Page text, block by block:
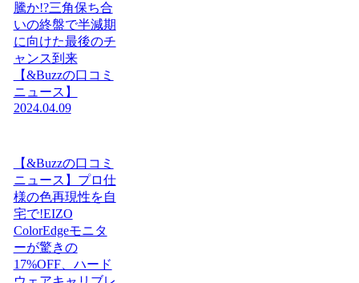
騰か!?三角保ち合
いの終盤で半減期
に向けた最後のチ
ャンス到来
【&Buzzの口コミ
ニュース】
2024.04.09
【&Buzzの口コミ
ニュース】プロ仕
様の色再現性を自
宅で!EIZO
ColorEdgeモニタ
ーが驚きの
17%OFF、ハード